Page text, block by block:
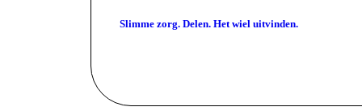
Slimme zorg. Delen. Het wiel uitvinden.